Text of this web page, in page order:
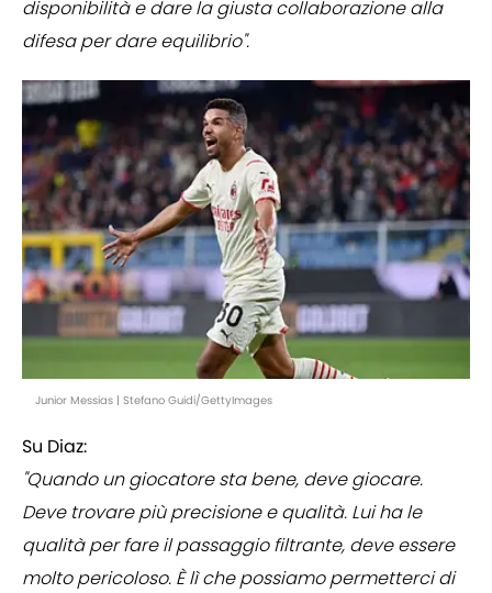
disponibilità e dare la giusta collaborazione alla
difesa per dare equilibrio".
Junior Messias | Stefano Guidi/GettyImages
Su Diaz:
"Quando un giocatore sta bene, deve giocare.
Deve trovare più precisione e qualità. Lui ha le
qualità per fare il passaggio filtrante, deve essere
molto pericoloso. È lì che possiamo permetterci di